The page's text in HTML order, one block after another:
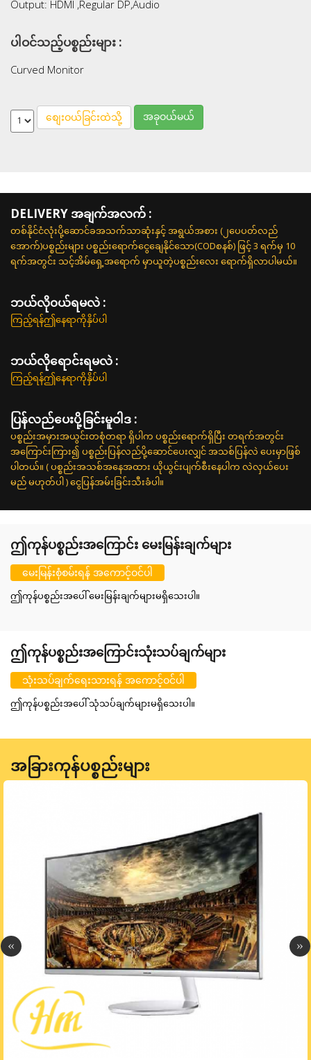
Output: HDMI ,Regular DP,Audio
ပါဝင်သည့်ပစ္စည်းများ :
Curved Monitor
စျေးဝယ်ခြင်းထဲသို့ အခုဝယ်မယ်
DELIVERY အချက်အလက် :
တစ်နိုင်ငံလုံးပို့ဆောင်ခအသက်သာဆုံးနှင့် အရွယ်အစား (၂ပေပတ်လည်
အောက်)ပစ္စည်းများ ပစ္စည်းရောက်ငွေချေနိုင်သော(CODစနစ်) ဖြင့် 3 ရက်မှ 10
ရက်အတွင်း သင့်အိမ်ရှေ့အရောက် မှာယူတဲ့ပစ္စည်းလေး ရောက်ရှိလာပါမယ်။
ဘယ်လို၀ယ်ရမလဲ :
ကြည့်ရန်ဤနေရာကိုနှိပ်ပါ
ဘယ်လိုရောင်းရမလဲ :
ကြည့်ရန်ဤနေရာကိုနှိပ်ပါ
ပြန်လည်ပေးပို့ခြင်းမူဝါဒ :
ပစ္စည်းအမှားအယွင်းတစုံတရာ ရှိပါက ပစ္စည်းရောက်ရှိပြီး တရက်အတွင်း
အကြောင်းကြား၍ ပစ္စည်းပြန်လည်ပို့ဆောင်ပေးလျှင် အသစ်ပြန်လဲ ပေးမှာဖြစ်
ပါတယ်။ ( ပစ္စည်းအသစ်အနေအထား ယိုယွင်းပျက်စီးနေပါက လဲလှယ်ပေး
မည် မဟုတ်ပါ ) ငွေပြန်အမ်းခြင်းသီးခံပါ။
ဤကုန်ပစ္စည်းအကြောင်း မေးမြန်းချက်များ
မေးမြန်းစုံစမ်းရန် အကောင့်ဝင်ပါ
ဤကုန်ပစ္စည်းအပေါ် မေးမြန်းချက်များမရှိသေးပါ။
ဤကုန်ပစ္စည်းအကြောင်းသုံးသပ်ချက်များ
သုံးသပ်ချက်ရေးသားရန် အကောင့်ဝင်ပါ
ဤကုန်ပစ္စည်းအပေါ် သုံသပ်ချက်များမရှိသေးပါ။
အခြားကုန်ပစ္စည်းများ